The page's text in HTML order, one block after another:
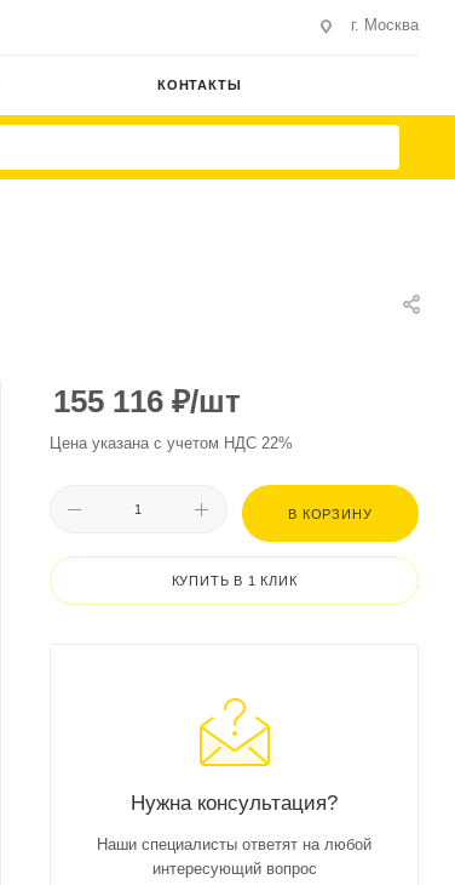
г. Москва
КОНТАКТЫ
155 116 ₽/шт
Цена указана с учетом НДС 22%
В КОРЗИНУ
КУПИТЬ В 1 КЛИК
Нужна консультация?
Наши специалисты ответят на любой
интересующий вопрос